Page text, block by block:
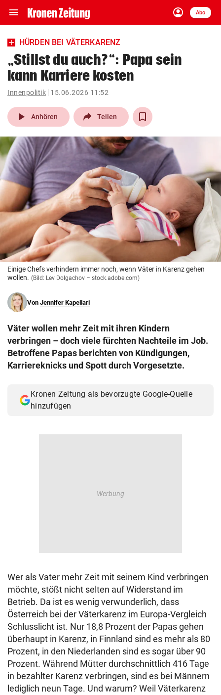
menu Navigation
ein-/ausklappen
account_circle
Anmelden
Abo
close Schließen
account_circle Anmelden
pin_drop
Wien arrow_right
bookmark
search
Suchbegriff
eingeben
© Krone Multimedia GmbH & Co KG 2026
Muthgasse 2, 1190 Wien
HÜRDEN BEI VÄTERKARENZ
„Stillst du auch?“: Papa sein
kann Karriere kosten
Innenpolitik 15.06.2026 11:52
play_arrow Anhören Teilen
Einige Chefs verhindern immer noch, wenn Väter in Karenz gehen
wollen. (Bild: Lev Dolgachov – stock.adobe.com)
Von Jennifer Kapellari
Väter wollen mehr Zeit mit ihren Kindern
verbringen – doch viele fürchten Nachteile im Job.
Betroffene Papas berichten von Kündigungen,
Karriereknicks und Spott durch Vorgesetzte.
Kronen Zeitung als bevorzugte Google-Quelle
hinzufügen
Wer als Vater mehr Zeit mit seinem Kind verbringen
möchte, stößt nicht selten auf Widerstand im
Betrieb. Da ist es wenig verwunderlich, dass
Österreich bei der Väterkarenz im Europa-Vergleich
Schlusslicht ist. Nur 18,8 Prozent der Papas gehen
überhaupt in Karenz, in Finnland sind es mehr als 80
Prozent, in den Niederlanden sind es sogar über 90
Prozent. Während Mütter durchschnittlich 416 Tage
in bezahlter Karenz verbringen, sind es bei Männern
lediglich neun Tage. Und warum? Weil Väterkarenz